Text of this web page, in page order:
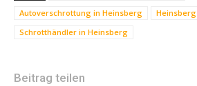
Autoverschrottung in Heinsberg
Heinsberg
Schrotthändler in Heinsberg
Beitrag teilen